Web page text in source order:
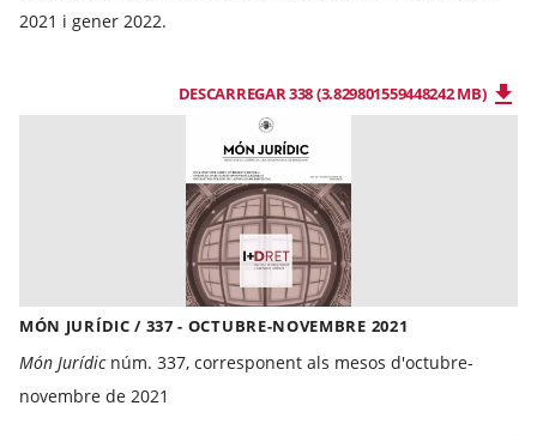
2021 i gener 2022.
DESCARREGAR 338 (3.829801559448242 MB)
MÓN JURÍDIC / 337 - OCTUBRE-NOVEMBRE 2021
Món Jurídicnúm. 337, corresponent als mesos d'octubre-
novembre de 2021